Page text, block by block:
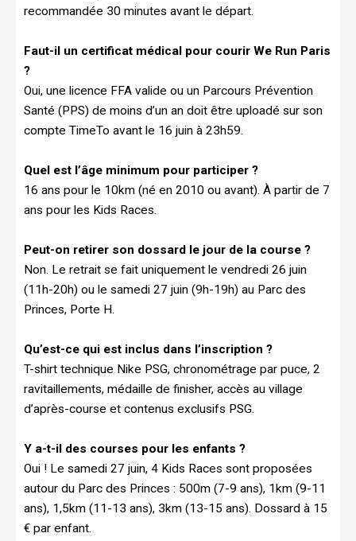
recommandée 30 minutes avant le départ.
Faut-il un certificat médical pour courir We Run Paris
?
Oui, une licence FFA valide ou un Parcours Prévention
Santé (PPS) de moins d’un an doit être uploadé sur son
compte TimeTo avant le 16 juin à 23h59.
Quel est l’âge minimum pour participer ?
16 ans pour le 10km (né en 2010 ou avant). À partir de 7
ans pour les Kids Races.
Peut-on retirer son dossard le jour de la course ?
Non. Le retrait se fait uniquement le vendredi 26 juin
(11h-20h) ou le samedi 27 juin (9h-19h) au Parc des
Princes, Porte H.
Qu’est-ce qui est inclus dans l’inscription ?
T-shirt technique Nike PSG, chronométrage par puce, 2
ravitaillements, médaille de finisher, accès au village
d’après-course et contenus exclusifs PSG.
Y a-t-il des courses pour les enfants ?
Oui ! Le samedi 27 juin, 4 Kids Races sont proposées
autour du Parc des Princes : 500m (7-9 ans), 1km (9-11
ans), 1,5km (11-13 ans), 3km (13-15 ans). Dossard à 15
€ par enfant.